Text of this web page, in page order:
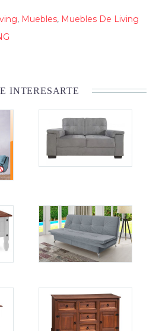
, Muebles, Muebles De Living
INTERESARTE